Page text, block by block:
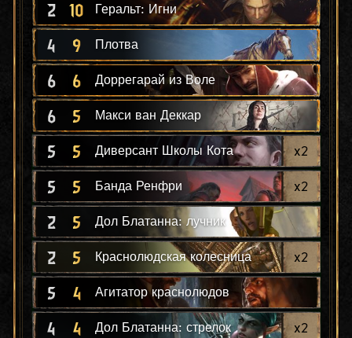
2 10 Геральт: Игни
4 9 Плотва
6 6 Доррегарай из Воле
6 5 Макси ван Деккар
5 5 Диверсант Школы Кота x2
5 5 Банда Ренфри x2
2 5 Дол Блатанна: лучник
2 5 Краснолюдская колесница x2
5 4 Агитатор краснолюдов
4 4 Дол Блатанна: стрелок x2